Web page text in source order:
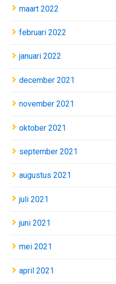
maart 2022
februari 2022
januari 2022
december 2021
november 2021
oktober 2021
september 2021
augustus 2021
juli 2021
juni 2021
mei 2021
april 2021